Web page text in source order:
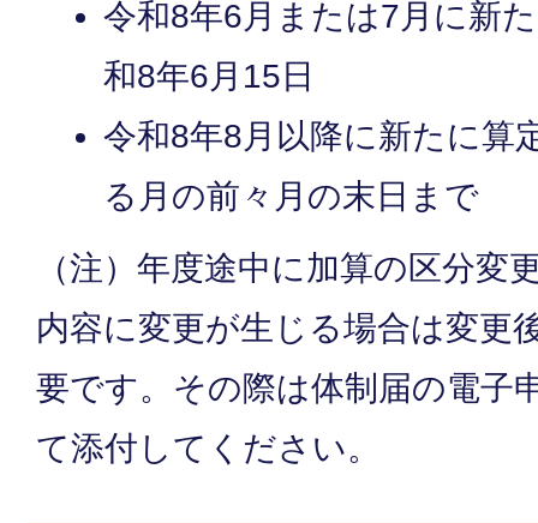
令和8年6月または7月に新
和8年6月15日
令和8年8月以降に新たに
る月の前々月の末日まで
（注）年度途中に加算の区分変
内容に変更が生じる場合は変更
要です。その際は体制届の電子
て添付してください。